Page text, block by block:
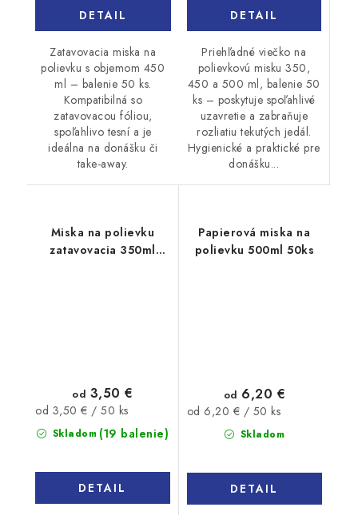
DETAIL
Zatavovacia miska na
polievku s objemom 450
ml – balenie 50 ks.
Kompatibilná so
zatavovacou fóliou,
spoľahlivo tesní a je
ideálna na donášku či
take-away.
DETAIL
Priehľadné viečko na
polievkovú misku 350,
450 a 500 ml, balenie 50
ks – poskytuje spoľahlivé
uzavretie a zabraňuje
rozliatiu tekutých jedál.
Hygienické a praktické pre
donášku...
Miska na polievku
zatavovacia 350ml
Skladom (19 balenie)
od 3,50 €
Jednotková
cena:
od 3,50 € / 50 ks
DETAIL
Papierová miska na
polievku 500ml 50ks
Skladom
od 6,20 €
Jednotková
od 6,20 € / 50 ks
DETAIL